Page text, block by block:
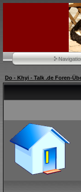
Do - Khyi - Talk .de Foren-